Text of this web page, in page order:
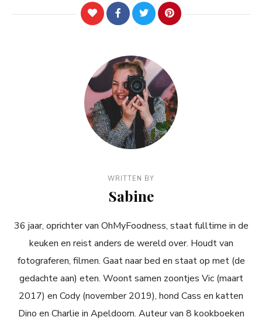
WRITTEN BY
Sabine
36 jaar, oprichter van OhMyFoodness, staat fulltime in de
keuken en reist anders de wereld over. Houdt van
fotograferen, filmen. Gaat naar bed en staat op met (de
gedachte aan) eten. Woont samen zoontjes Vic (maart
2017) en Cody (november 2019), hond Cass en katten
Dino en Charlie in Apeldoorn. Auteur van 8 kookboeken